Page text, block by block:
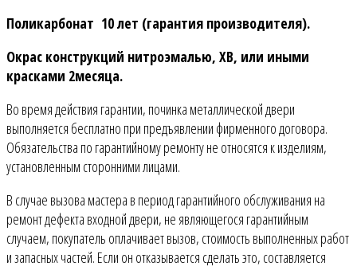
Поликарбонат 10 лет (гарантия производителя).
Окрас конструкций нитроэмалью, ХВ, или иными
красками 2месяца.
Во время действия гарантии, починка металлической двери
выполняется бесплатно при предъявлении фирменного договора.
Обязательства по гарантийному ремонту не относятся к изделиям,
установленным сторонними лицами.
В случае вызова мастера в период гарантийного обслуживания на
ремонт дефекта входной двери, не являющегося гарантийным
случаем, покупатель оплачивает вызов, стоимость выполненных работ
и запасных частей. Если он отказывается сделать это, составляется